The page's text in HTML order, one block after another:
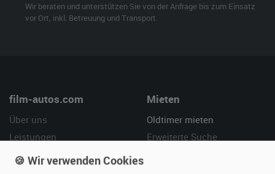
Wir beraten und unterstützen Sie von der Anfrage bis zum Einsatz
vor Ort, inkl. Betreuung und Transport.
film-autos.com
Über uns
Leistungen
Referenzen
Mieten
Oldtimer mieten
Erweiterte Suche
🍪 Wir verwenden Cookies